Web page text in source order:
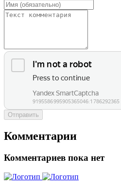
Отправить
Комментарии
Комментариев пока нет